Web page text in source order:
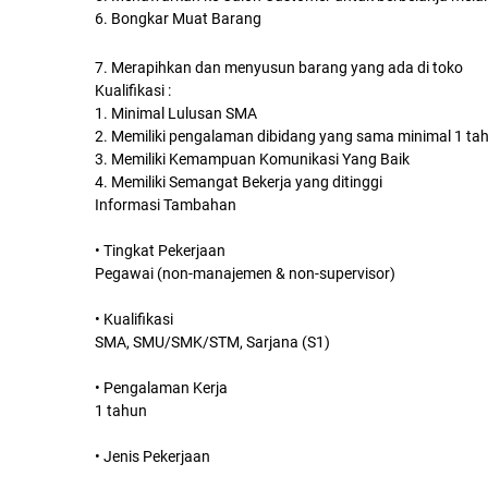
6. Bongkar Muat Barang
7. Merapihkan dan menyusun barang yang ada di toko
Kualifikasi :
1. Minimal Lulusan SMA
2. Memiliki pengalaman dibidang yang sama minimal 1
3. Memiliki Kemampuan Komunikasi Yang Baik
4. Memiliki Semangat Bekerja yang ditinggi
Informasi Tambahan
• Tingkat Pekerjaan
Pegawai (non-manajemen & non-supervisor)
• Kualifikasi
SMA, SMU/SMK/STM, Sarjana (S1)
• Pengalaman Kerja
1 tahun
• Jenis Pekerjaan